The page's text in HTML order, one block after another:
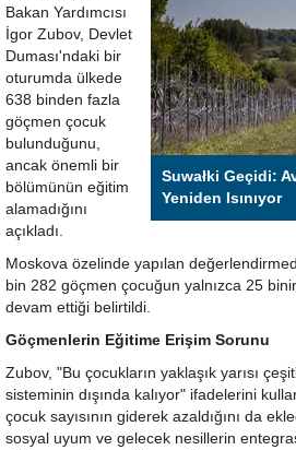
Suwałki Geçidi:
Yeniden Isınıyor
Bakan Yardımcısı
İgor Zubov, Devlet
Duması'ndaki bir
oturumda ülkede
638 binden fazla
göçmen çocuk
bulunduğunu,
ancak önemli bir
bölümünün eğitim
alamadığını
açıkladı.
Moskova özelinde yapılan
bin 282 göçmen çocuğun yalnızca 25
devam ettiği belirtildi.
Göçmenlerin Eğitime Erişim Sorunu
Zubov, "Bu çocukların yaklaşık yarısı
sisteminin dışında kalıyor" ifadelerini
çocuk sayısının giderek azaldığını da
sosyal uyum ve gelecek nesillerin